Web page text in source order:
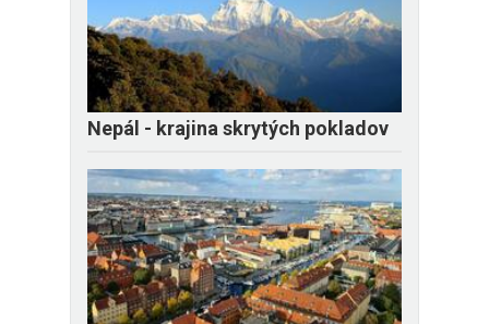
Nepál - krajina skrytých pokladov